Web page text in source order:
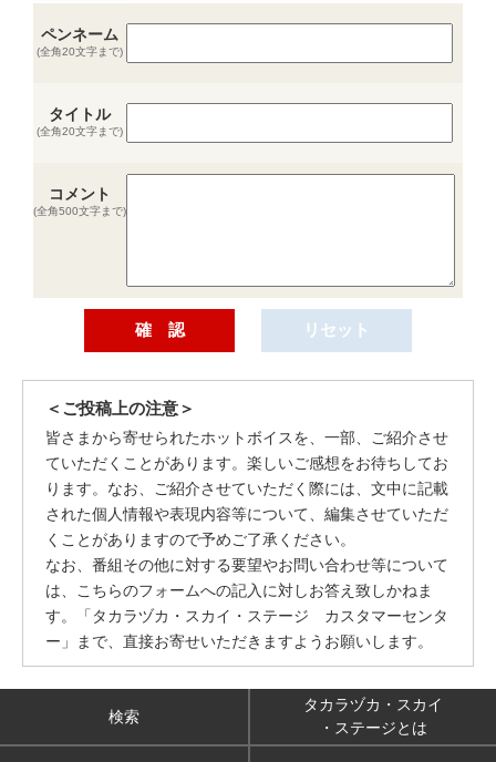
ペンネーム
(全角20文字まで)
タイトル
(全角20文字まで)
コメント
(全角500文字まで)
＜ご投稿上の注意＞
皆さまから寄せられたホットボイスを、一部、ご紹介させ
ていただくことがあります。楽しいご感想をお待ちしてお
ります。なお、ご紹介させていただく際には、文中に記載
された個人情報や表現内容等について、編集させていただ
くことがありますので予めご了承ください。
なお、番組その他に対する要望やお問い合わせ等について
は、こちらのフォームへの記入に対しお答え致しかねま
す。「タカラヅカ・スカイ・ステージ カスタマーセンタ
ー」まで、直接お寄せいただきますようお願いします。
検索
タカラヅカ・スカイ
・ステージとは